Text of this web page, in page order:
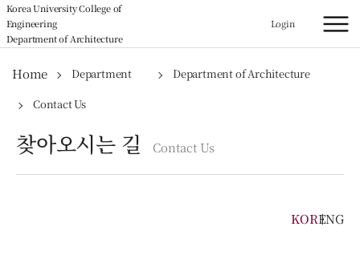
Korea University College of
Engineering
Department of Architecture
Login
Home Department
Department of Architecture
Contact Us
찾아오시는 길 Contact Us
KORENG